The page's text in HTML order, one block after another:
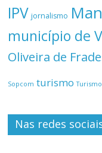
IPV jornalismo
município de
Oliveira de
Sopcom turismo
Nas redes